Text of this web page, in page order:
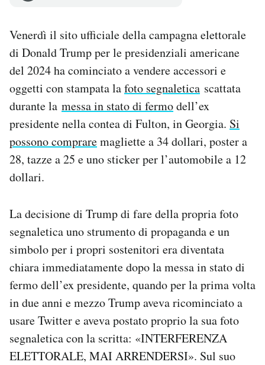
AREA PERSONALE
Notifiche mobile
Regala il Post
Hai bisogno di aiuto?
Esci
Venerdì il sito ufficiale della campagna elettorale
di Donald Trump per le presidenziali americane
del 2024 ha cominciato a vendere accessori e
oggetti con stampata lafoto segnaletica scattata
durante la messa in stato di fermodell’ex
presidente nella contea di Fulton, in Georgia. Si
possono compraremagliette a 34 dollari, poster a
28, tazze a 25 e uno sticker per l’automobile a 12
dollari.
La decisione di Trump di fare della propria foto
segnaletica uno strumento di propaganda e un
simbolo per i propri sostenitori era diventata
chiara immediatamente dopo la messa in stato di
fermo dell’ex presidente, quando per la prima volta
in due anni e mezzo Trump aveva ricominciato a
usare Twitter e aveva postato proprio la sua foto
segnaletica con la scritta: «INTERFERENZA
ELETTORALE, MAI ARRENDERSI». Sul suo